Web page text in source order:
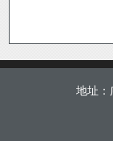
地址：